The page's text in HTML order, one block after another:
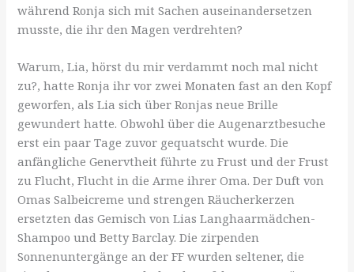
während Ronja sich mit Sachen auseinandersetzen
musste, die ihr den Magen verdrehten?
Warum, Lia, hörst du mir verdammt noch mal nicht
zu?, hatte Ronja ihr vor zwei Monaten fast an den Kopf
geworfen, als Lia sich über Ronjas neue Brille
gewundert hatte. Obwohl über die Augenarztbesuche
erst ein paar Tage zuvor gequatscht wurde. Die
anfängliche Genervtheit führte zu Frust und der Frust
zu Flucht, Flucht in die Arme ihrer Oma. Der Duft von
Omas Salbeicreme und strengen Räucherkerzen
ersetzten das Gemisch von Lias Langhaarmädchen-
Shampoo und Betty Barclay. Die zirpenden
Sonnenuntergänge an der FF wurden seltener, die